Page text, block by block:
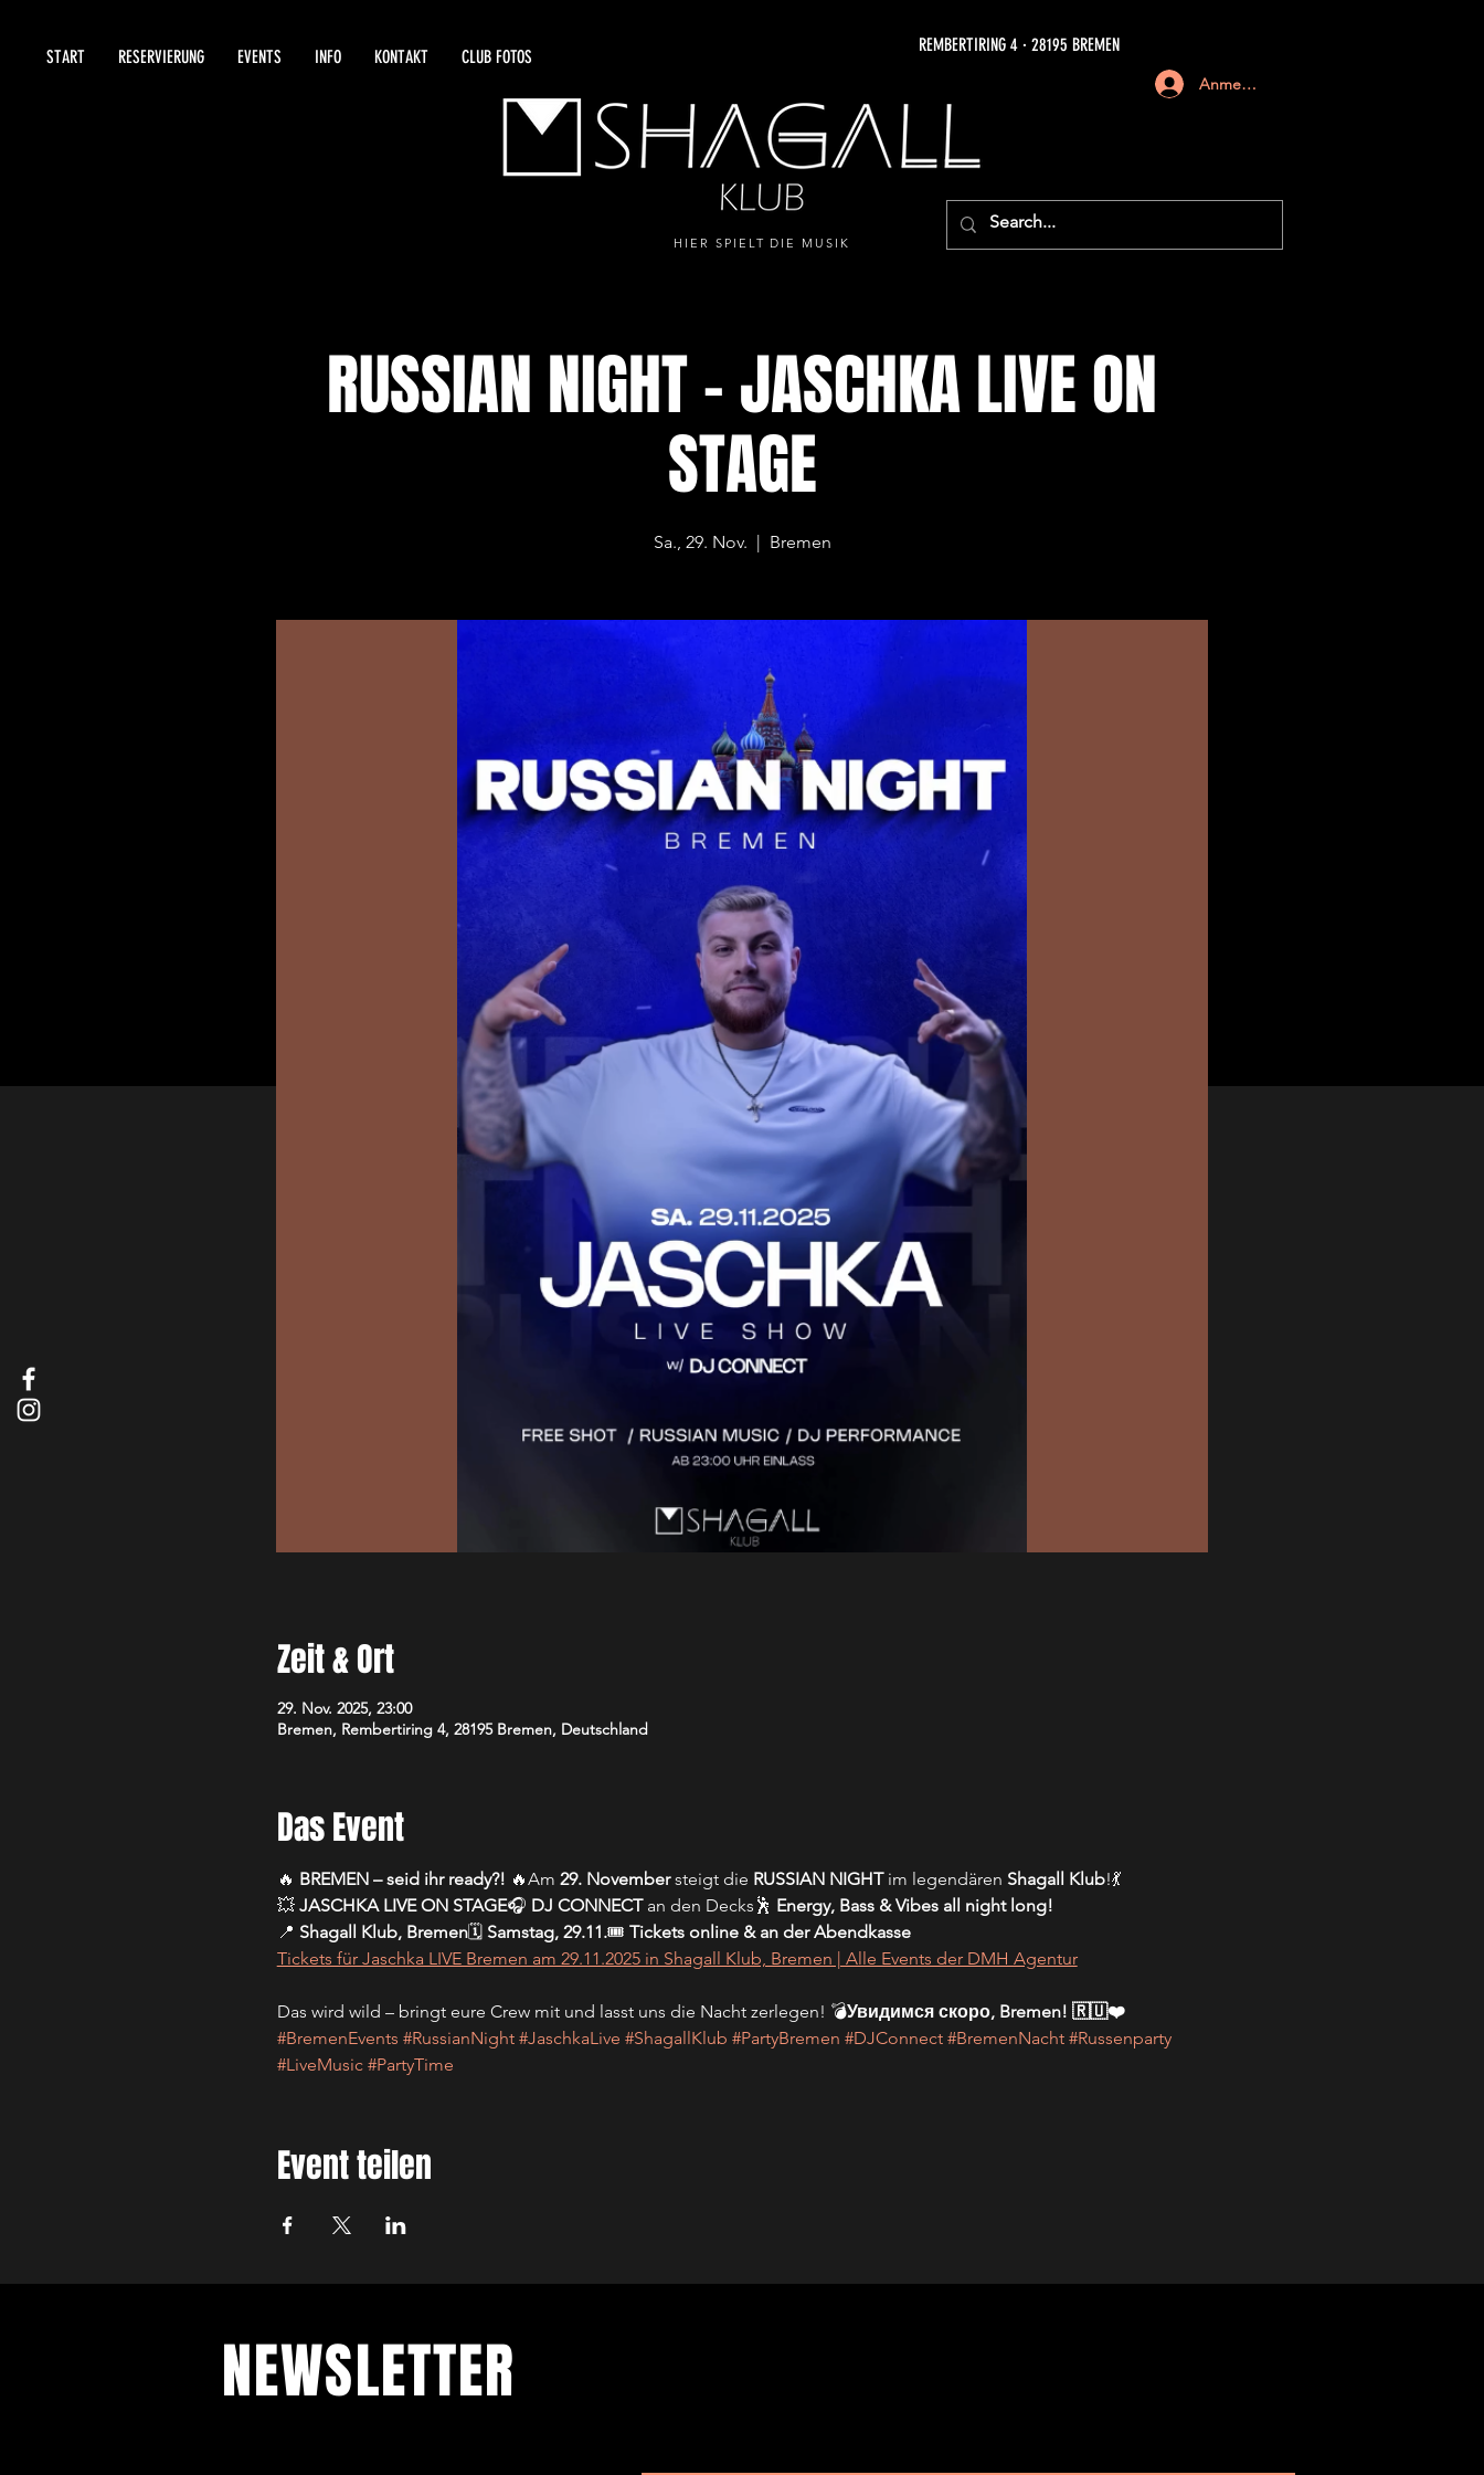
START RESERVIERUNG EVENTS INFO KONTAKT CLUB FOTOS
REMBERTIRING 4 · 28195 BREMEN
HIER SPIELT DIE MUSIK
Anmelden
RUSSIAN NIGHT - JASCHKA LIVE ON
STAGE
Sa., 29. Nov.
  |
Bremen
Zeit & Ort
29. Nov. 2025, 23:00
Bremen, Rembertiring 4, 28195 Bremen, Deutschland
Das Event
🔥 BREMEN – seid ihr ready?! 🔥Am 29. November steigt die RUSSIAN NIGHT im legendären Shagall Klub!💃
💥 JASCHKA LIVE ON STAGE🎧 DJ CONNECT an den Decks🕺 Energy, Bass & Vibes all night long!
📍 Shagall Klub, Bremen🗓️ Samstag, 29.11.🎟️ Tickets online & an der Abendkasse
Tickets für Jaschka LIVE Bremen am 29.11.2025 in Shagall Klub, Bremen | Alle Events der DMH Agentur
Das wird wild – bringt eure Crew mit und lasst uns die Nacht zerlegen! 💣Увидимся скоро, Bremen! 🇷🇺❤️
#BremenEvents #RussianNight #JaschkaLive #ShagallKlub #PartyBremen #DJConnect #BremenNacht #Russenparty
#LiveMusic #PartyTime
Event teilen
NEWSLETTER